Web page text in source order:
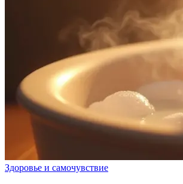
Здоровье и самочувствие